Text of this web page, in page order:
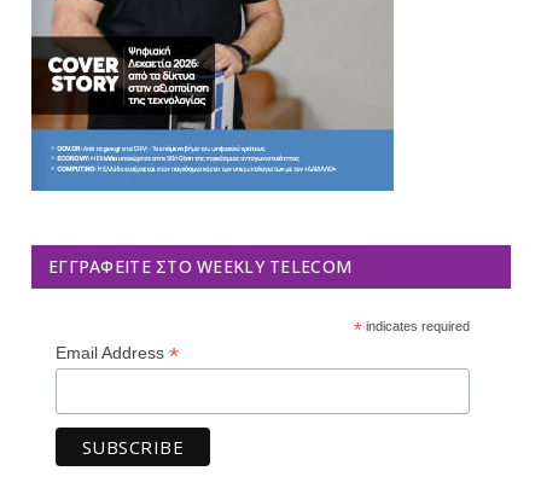
ΕΓΓΡΑΦΕΊΤΕ ΣΤΟ WEEKLY TELECOM
*indicates required
Email Address *